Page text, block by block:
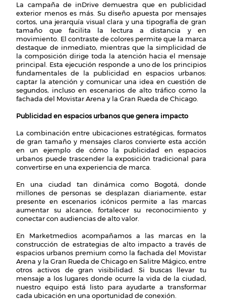
La campaña de inDrive demuestra que en publicidad
exterior menos es más. Su diseño apuesta por mensajes
cortos, una jerarquía visual clara y una tipografía de gran
tamaño que facilita la lectura a distancia y en
movimiento. El contraste de colores permite que la marca
destaque de inmediato, mientras que la simplicidad de
la composición dirige toda la atención hacia el mensaje
principal. Esta ejecución responde a uno de los principios
fundamentales de la publicidad en espacios urbanos:
captar la atención y comunicar una idea en cuestión de
segundos, incluso en escenarios de alto tráfico como la
fachada del Movistar Arena y la Gran Rueda de Chicago.
Publicidad en espacios urbanos que genera impacto
La combinación entre ubicaciones estratégicas, formatos
de gran tamaño y mensajes claros convierte esta acción
en un ejemplo de cómo la publicidad en espacios
urbanos puede trascender la exposición tradicional para
convertirse en una experiencia de marca.
En una ciudad tan dinámica como Bogotá, donde
millones de personas se desplazan diariamente, estar
presente en escenarios icónicos permite a las marcas
aumentar su alcance, fortalecer su reconocimiento y
conectar con audiencias de alto valor.
En Marketmedios acompañamos a las marcas en la
construcción de estrategias de alto impacto a través de
espacios urbanos premium como la fachada del Movistar
Arena y la Gran Rueda de Chicago en Salitre Mágico, entre
otros activos de gran visibilidad. Si buscas llevar tu
mensaje a los lugares donde ocurre la vida de la ciudad,
nuestro equipo está listo para ayudarte a transformar
cada ubicación en una oportunidad de conexión.